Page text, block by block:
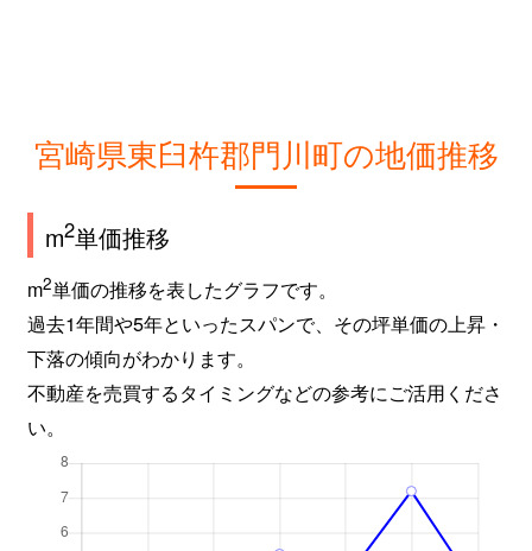
宮崎県東臼杵郡門川町の地価推移
m2単価推移
m2単価の推移を表したグラフです。
過去1年間や5年といったスパンで、その坪単価の上昇・
下落の傾向がわかります。
不動産を売買するタイミングなどの参考にご活用くださ
い。